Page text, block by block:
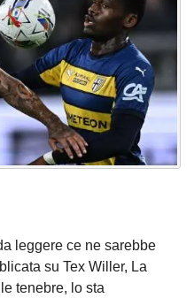
leggere ce ne sarebbe
su Tex Willer, La
tenebre, lo sta